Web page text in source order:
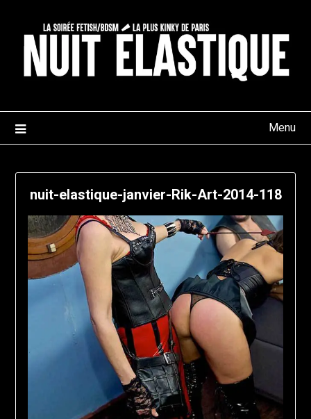
content
Menu
nuit-elastique-janvier-Rik-Art-2014-118